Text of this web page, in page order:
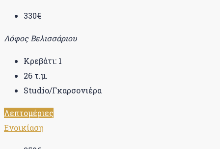
330€
Λόφος Βελισσάριου
Κρεβάτι: 1
26 τ.μ.
Studio/Γκαρσονιέρα
Λεπτομέριες
Ενοικίαση